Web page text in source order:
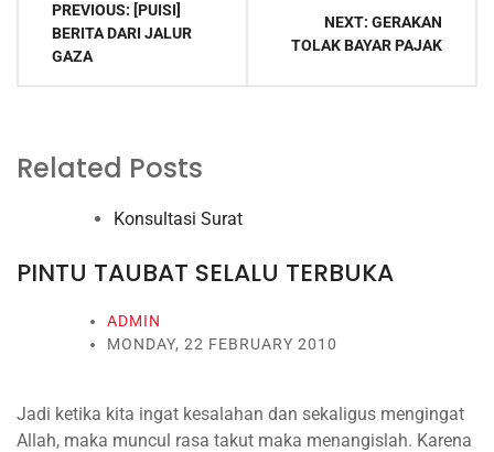
navigation
PREVIOUS: [PUISI]
BERITA DARI JALUR
GAZA
NEXT: GERAKAN
TOLAK BAYAR PAJAK
Related Posts
Konsultasi Surat
PINTU TAUBAT SELALU TERBUKA
ADMIN
MONDAY, 22 FEBRUARY 2010
Jadi ketika kita ingat kesalahan dan sekaligus mengingat
Allah, maka muncul rasa takut maka menangislah. Karena